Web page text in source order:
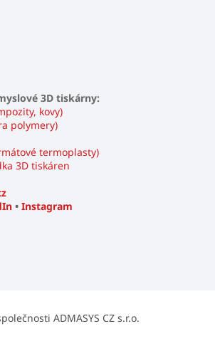
3D tiskárny:
kovy)
polymery)
termoplasty)
3D tiskáren
• Instagram
ADMASYS CZ s.r.o.